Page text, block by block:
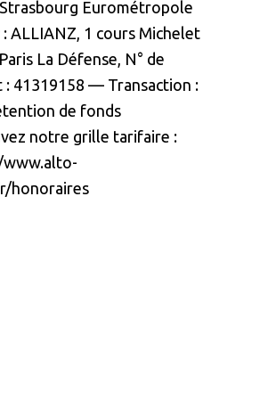
Strasbourg Eurométropole
:ALLIANZ, 1 cours Michelet
La Défense, N° de
: 41319158 — Transaction :
de fonds
notre grille tarifaire :
honoraires